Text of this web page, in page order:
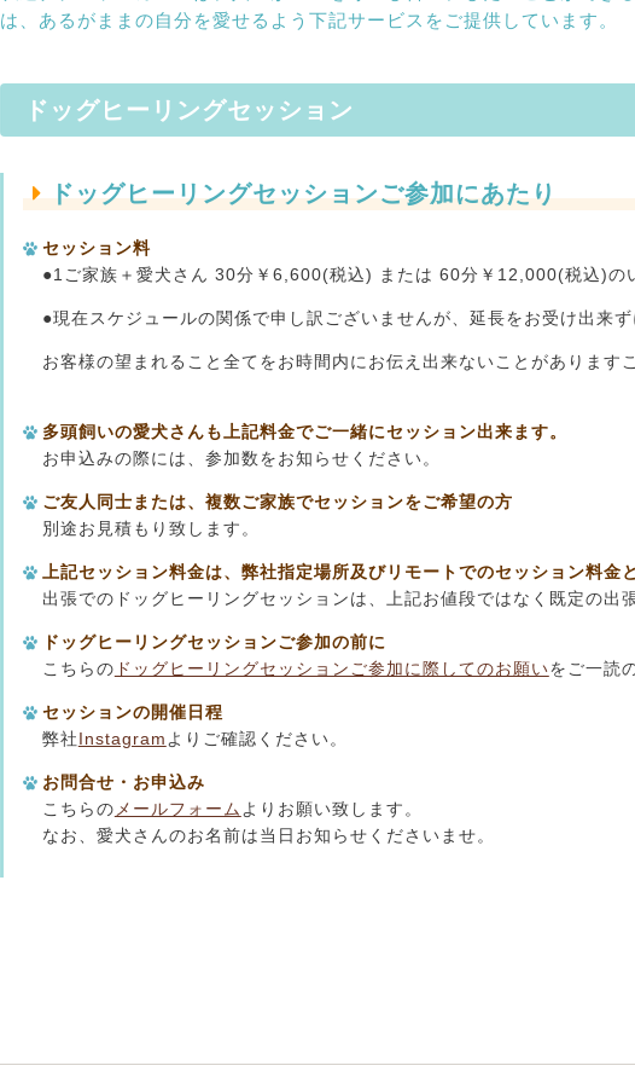
は、あるがままの自分を愛せるよう下記サービスをご提供しています。
ドッグヒーリングセッション
ドッグヒーリングセッションご参加にあたり
セッション料
●1ご家族＋愛犬さん 30分￥6,600(税込) または 60分￥12,000(税込)の
●現在スケジュールの関係で申し訳ございませんが、延長をお受け出来ず
お客様の望まれること全てをお時間内にお伝え出来ないことがあります
多頭飼いの愛犬さんも上記料金でご一緒にセッション出来ます。
お申込みの際には、参加数をお知らせください。
ご友人同士または、複数ご家族でセッションをご希望の方
別途お見積もり致します。
上記セッション料金は、弊社指定場所及びリモートでのセッション料金
出張でのドッグヒーリングセッションは、上記お値段ではなく既定の出
ドッグヒーリングセッションご参加の前に
こちらの ドッグヒーリングセッションご参加に際してのお願いをご一読
セッションの開催日程
弊社Instagram よりご確認ください。
お問合せ・お申込み
こちらの メールフォーム よりお願い致します。
なお、愛犬さんのお名前は当日お知らせくださいませ。